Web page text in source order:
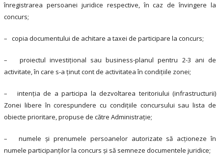
înregistrarea persoanei juridice respective, în caz de învingere la
concurs;
– copia documentului de achitare a taxei de participare la concurs;
– proiectul investiţional sau business-planul pentru 2-3 ani de
activitate, în care s-a ţinut cont de activitatea în condiţiile zonei;
– intenţia de a participa la dezvoltarea teritoriului (infrastructurii)
Zonei libere în corespundere cu condiţiile concursului sau lista de
obiecte prioritare, propuse de către Administraţie;
– numele şi prenumele persoanelor autorizate să acţioneze în
numele participanţilor la concurs şi să semneze documentele juridice;